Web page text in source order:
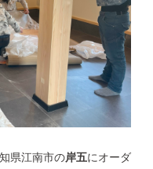
県江南市の岸五にオーダ